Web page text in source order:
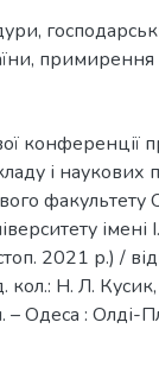
,
, примирення
конференції
і наукових
факультету
імені
2021 р.) /
Н. Л.
– Одеса : Олді-